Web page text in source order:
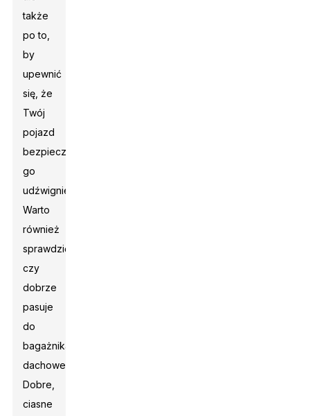
także
po to,
by
upewnić
się, że
Twój
pojazd
bezpiecznie
go
udźwignie.
Warto
również
sprawdzić,
czy
dobrze
pasuje
do
bagażnika
dachowego.
Dobre,
ciasne